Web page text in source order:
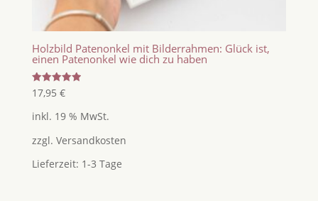
Holzbild Patenonkel mit Bilderrahmen: Glück ist,
einen Patenonkel wie dich zu haben
Bewertet
mit
von 5
17,95 €
inkl. 19 % MwSt.
zzgl. Versandkosten
Lieferzeit: 1-3 Tage